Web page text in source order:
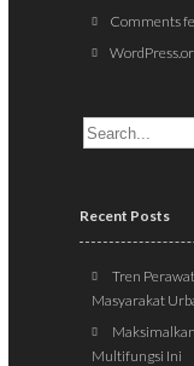
Comments
Recent Posts
Tren
Masyarakat
Multifungsi Ini